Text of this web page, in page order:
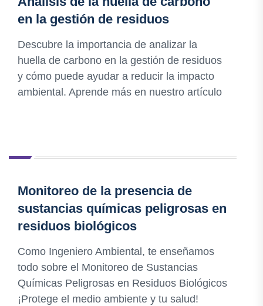
en la gestión de residuos
Descubre la importancia de analizar la
huella de carbono en la gestión de residuos
y cómo puede ayudar a reducir la impacto
ambiental. Aprende más en nuestro artículo
Monitoreo de la presencia de
sustancias químicas peligrosas en
residuos biológicos
Como Ingeniero Ambiental, te enseñamos
todo sobre el Monitoreo de Sustancias
Químicas Peligrosas en Residuos Biológicos
¡Protege el medio ambiente y tu salud!